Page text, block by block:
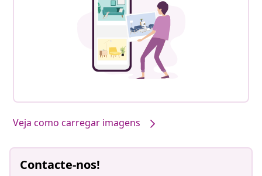
Veja como carregar imagens
Contacte-nos!